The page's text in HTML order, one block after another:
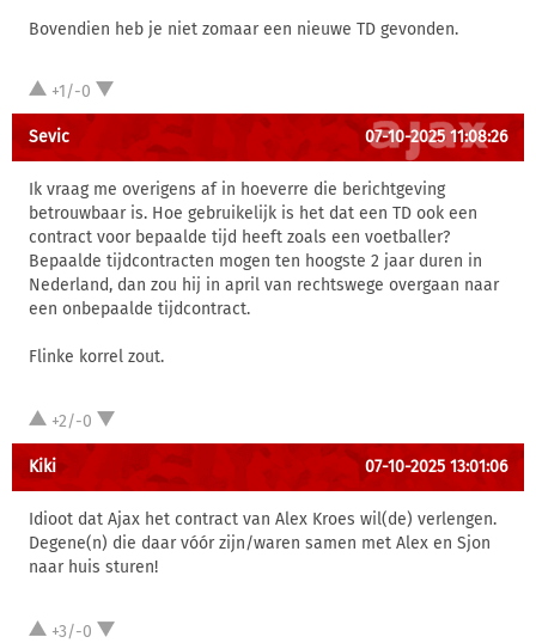
Bovendien heb je niet zomaar een nieuwe TD gevonden.
+1/-0
Sevic 07-10-2025 11:08:26
Ik vraag me overigens af in hoeverre die berichtgeving
betrouwbaar is. Hoe gebruikelijk is het dat een TD ook een
contract voor bepaalde tijd heeft zoals een voetballer?
Bepaalde tijdcontracten mogen ten hoogste 2 jaar duren in
Nederland, dan zou hij in april van rechtswege overgaan naar
een onbepaalde tijdcontract.
Flinke korrel zout.
+2/-0
Kiki 07-10-2025 13:01:06
Idioot dat Ajax het contract van Alex Kroes wil(de) verlengen.
Degene(n) die daar vóór zijn/waren samen met Alex en Sjon
naar huis sturen!
+3/-0